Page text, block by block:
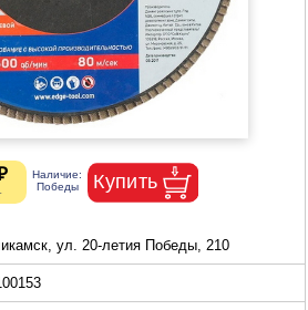
ул. 20-летия Победы, 210